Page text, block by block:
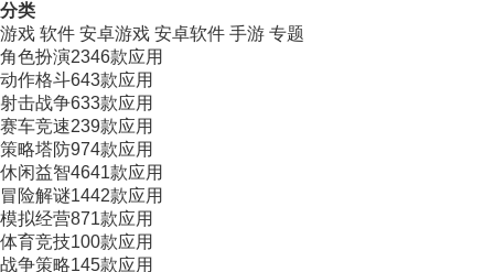
分类
游戏 软件 安卓游戏 安卓软件 手游 专题
角色扮演2346款应用
动作格斗643款应用
射击战争633款应用
赛车竞速239款应用
策略塔防974款应用
休闲益智4641款应用
冒险解谜1442款应用
模拟经营871款应用
体育竞技100款应用
战争策略145款应用